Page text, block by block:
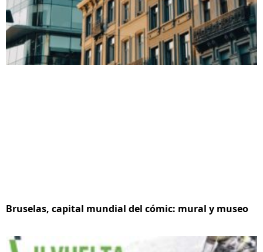
Bruselas, capital mundial del cómic: mural y museo